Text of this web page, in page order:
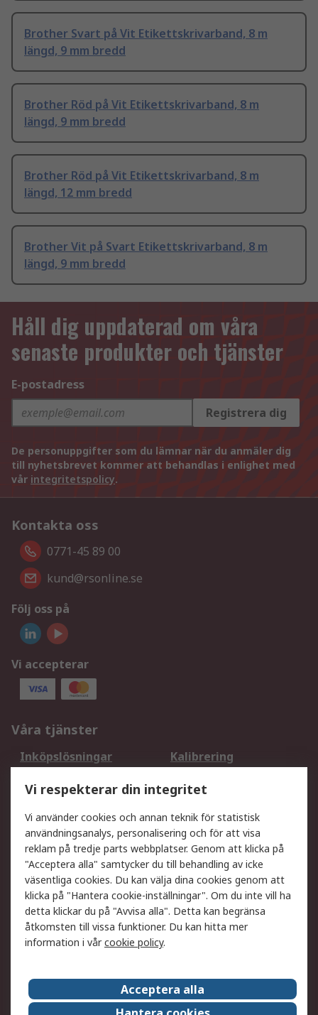
Brother Svart på Vit Etikettskrivarband, 8 m
längd, 9 mm bredd
Brother Röd på Vit Etikettskrivarband, 8 m
längd, 9 mm bredd
Brother Röd på Vit Etikettskrivarband, 8 m
längd, 12 mm bredd
Brother Vit på Svart Etikettskrivarband, 8 m
längd, 9 mm bredd
Håll dig uppdaterad om våra
senaste produkter och tjänster
E-postadress
Registrera dig
De personuppgifter som du lämnar när du anmäler dig
till nyhetsbrevet kommer att behandlas i enlighet med
vår integritetspolicy.
Kontakta oss
0771-45 89 00
kund@rsonline.se
Följ oss på
Vi accepterar
Våra tjänster
Inköpslösningar
Kalibrering
DesignSpark
Teknisk Support
Ditt lokala säljteam
Exportlösningar
Support
Få hjälp
Retur av varor
Leverans
Spåra din order
Begär en fakturakopi
Fördelar med RS-konto
Betalningsalternativ
Om RS
Försäljningsvillkor
Vi respekterar din integritet
Vi använder cookies och annan teknik för statistisk
användningsanalys, personalisering och för att visa
reklam på tredje parts webbplatser. Genom att klicka på
"Acceptera alla" samtycker du till behandling av icke
väsentliga cookies. Du kan välja dina cookies genom att
klicka på "Hantera cookie-inställningar". Om du inte vill ha
detta klickar du på "Avvisa alla". Detta kan begränsa
åtkomsten till vissa funktioner. Du kan hitta mer
information i vårcookie policy.
Acceptera alla